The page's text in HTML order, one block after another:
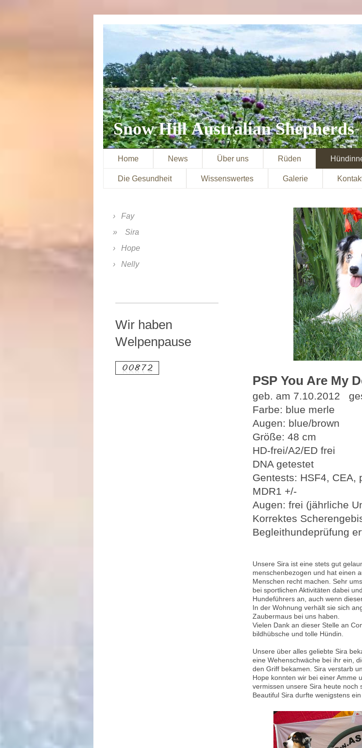
Snow Hill Australian Shepherds
Home News Über uns Rüden
Die Gesundheit Wissenswertes Galerie
PSP You Are My
geb. am 7.10.2012
Farbe: blue merle
Augen: blue/brown
Größe: 48 cm
HD-frei/A2/ED frei
DNA getestet
Gentests: HSF4, CEA,
MDR1 +/-
Augen: frei (jährliche
Korrektes
Begleithundeprüfung
Unsere Sira ist eine stets gut
menschenbezogen und hat einen
Menschen recht machen. Sehr
bei sportlichen Aktivitäten dabei
Hundeführers an, auch wenn
In der Wohnung verhält sie sich
Zaubermaus bei uns haben.
Vielen Dank an dieser Stelle an
bildhübsche und tolle Hündin.
Unsere über alles geliebte Sira
eine Wehenschwäche bei ihr ein,
den Griff bekamen. Sira verstarb
Hope konnten wir bei einer Amme
vermissen unsere Sira heute noch
Beautiful Sira durfte wenigstens
Fay
Sira
Hope
Nelly
Wir haben
Welpenpause